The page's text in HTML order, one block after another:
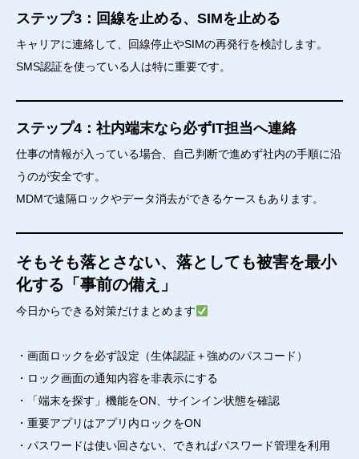
ステップ3：回線を止める、SIMを止める
キャリアに連絡して、回線停止やSIMの再発行を検討します。
SMS認証を使っている人は特に重要です。
ステップ4：社内端末なら必ずIT担当へ連絡
仕事の情報が入っている場合、自己判断で進めず社内の手順に沿
うのが安全です。
MDMで遠隔ロックやデータ消去ができるケースもあります。
そもそも落とさない、落としても被害を最小
化する「事前の備え」
今日からできる対策だけまとめます
・画面ロックを必ず設定（生体認証＋強めのパスコード）
・ロック画面の通知内容を非表示にする
・「端末を探す」機能をON、サインイン状態を確認
・重要アプリはアプリ内ロックをON
・パスワードは使い回さない、できればパスワード管理を利用